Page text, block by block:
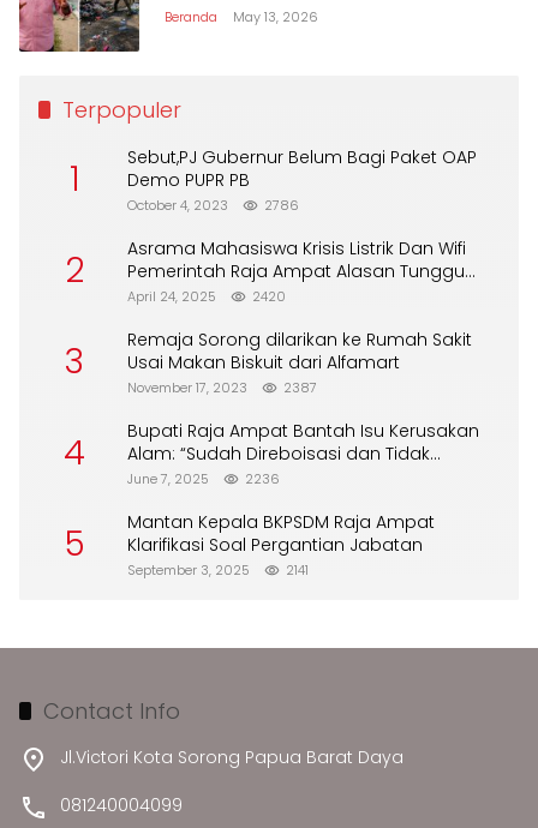
Beranda May 13, 2026
Terpopuler
1
Sebut,PJ Gubernur Belum Bagi Paket OAP
Demo PUPR PB
October 4, 2023 2786
2
Asrama Mahasiswa Krisis Listrik Dan Wifi
Pemerintah Raja Ampat Alasan Tunggu
DPA
April 24, 2025 2420
3
Remaja Sorong dilarikan ke Rumah Sakit
Usai Makan Biskuit dari Alfamart
November 17, 2023 2387
4
Bupati Raja Ampat Bantah Isu Kerusakan
Alam: “Sudah Direboisasi dan Tidak
Merusak Lingkungan”
June 7, 2025 2236
5
Mantan Kepala BKPSDM Raja Ampat
Klarifikasi Soal Pergantian Jabatan
September 3, 2025 2141
Contact Info
Jl.Victori Kota Sorong Papua Barat Daya
081240004099